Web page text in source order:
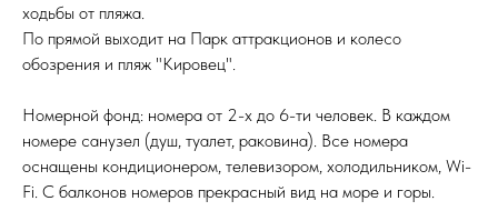
ходьбы от пляжа.
По прямой выходит на Парк аттракционов и колесо
обозрения и пляж "Кировец".
Номерной фонд: номера от 2-х до 6-ти человек. В каждом
номере санузел (душ, туалет, раковина). Все номера
оснащены кондиционером, телевизором, холодильником, Wi-
Fi. С балконов номеров прекрасный вид на море и горы.